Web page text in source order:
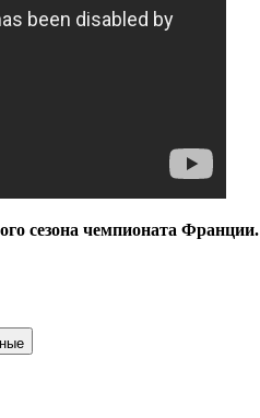
сезона чемпионата Франции.